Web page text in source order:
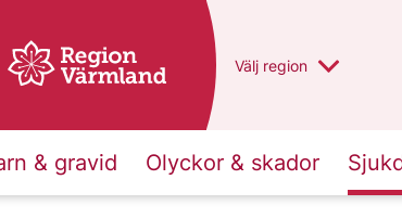
Du har valt region
Välj en annan
region
& gravid Olyckor & skador